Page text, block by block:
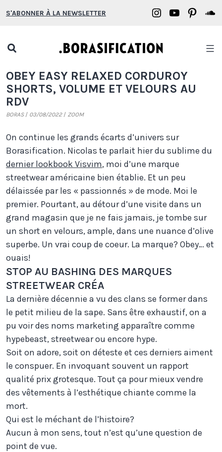
au
S'ABONNER À LA NEWSLETTER
Borasification
popup
OBEY EASY RELAXED CORDUROY
SHORTS, VOLUME ET VELOURS AU
RDV
BORAS 03/08/2022 ZOOM
On continue les grands écarts d’univers sur
Borasification. Nicolas te parlait hier du sublime du
dernier lookbook Visvim, moi d’une marque
streetwear américaine bien établie. Et un peu
délaissée par les « passionnés » de mode. Moi le
premier. Pourtant, au détour d’une visite dans un
grand magasin que je ne fais jamais, je tombe sur
un short en velours, ample, dans une nuance d’olive
superbe. Un vrai coup de coeur. La marque? Obey… et
ouais!
STOP AU BASHING DES MARQUES
STREETWEAR CRÉA
La dernière décennie a vu des clans se former dans
le petit milieu de la sape. Sans être exhaustif, on a
pu voir des noms marketing apparaître comme
hypebeast, streetwear ou encore hype.
Soit on adore, soit on déteste et ces derniers aiment
le conspuer. En invoquant souvent un rapport
qualité prix grotesque. Tout ça pour mieux vendre
des vêtements à l’esthétique chiante comme la
mort.
Qui est le méchant de l’histoire?
Aucun à mon sens, tout n’est qu’une question de
point de vue.